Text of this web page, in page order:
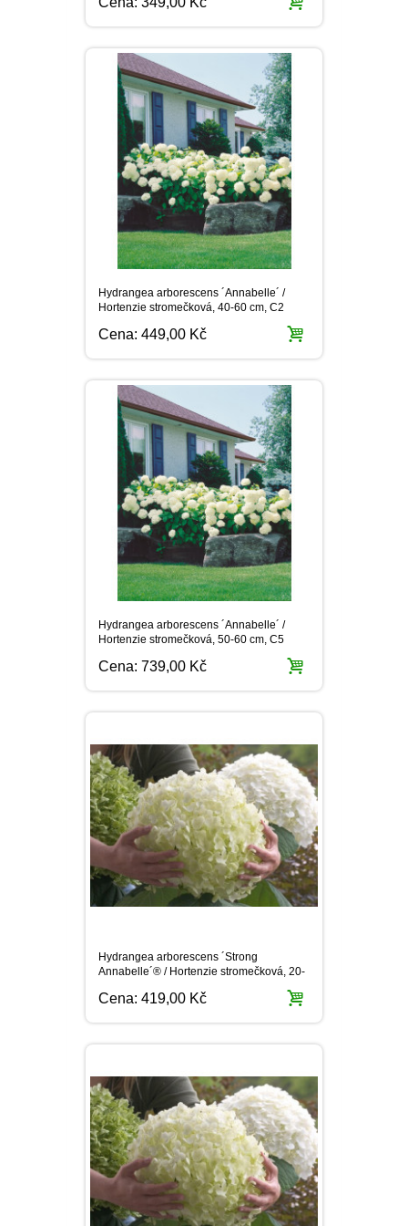
PLEKTRANT
SCAEVOLA
OSTRUHATKA
HELICHRYSUM
OSTEOSPERMUM
ISOTOMA
PRYŠEC
VĚJÍŘOVKA
TAŘICE
NETÝKAVKA
POPENEC
Hydrangea arborescens ´Annabelle´ /
Hortenzie stromečková, 40-60 cm, C2
Cena: 449,00 Kč
Hydrangea arborescens ´Annabelle´ /
Hortenzie stromečková, 50-60 cm, C5
Cena: 739,00 Kč
Hydrangea arborescens ´Strong
Annabelle´® / Hortenzie stromečková, 20-
Cena: 419,00 Kč